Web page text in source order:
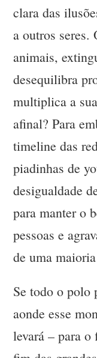
clara das
a outros seres.
animais,
desequilibra
multiplica a
afinal? Para
timeline das
piadinhas de
desigualdade
para manter o
pessoas e
de uma
Se todo o polo
aonde esse
levará – para